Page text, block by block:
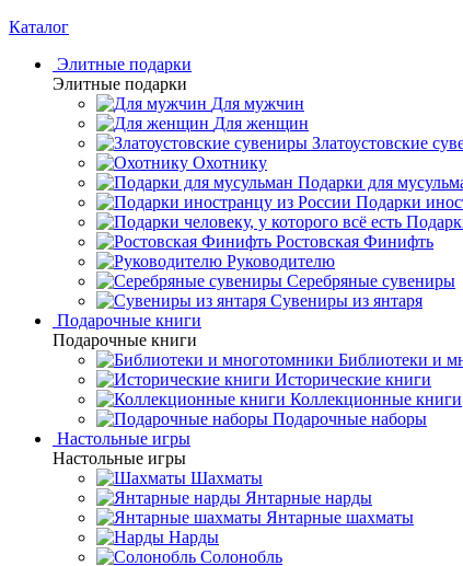
Каталог
Элитные подарки
Элитные подарки
Для мужчин
Для женщин
Златоустовские
Охотнику
Подарки для
Подарки
Ростовская Финифть
Руководителю
Серебряные сувениры
Сувениры из янтаря
Подарочные книги
Подарочные книги
Библиотеки и
Исторические книги
Коллекционные книги
Подарочные наборы
Настольные игры
Настольные игры
Шахматы
Янтарные нарды
Янтарные шахматы
Нарды
Солонобль